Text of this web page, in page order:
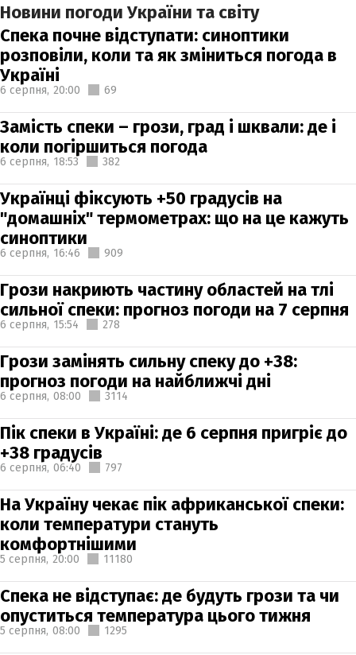
Новини погоди України та світу
Спека почне відступати: синоптики
розповіли, коли та як зміниться погода в
Україні
6 серпня, 20:00 69
Замість спеки – грози, град і шквали: де і
коли погіршиться погода
6 серпня, 18:53 382
Українці фіксують +50 градусів на
"домашніх" термометрах: що на це кажуть
синоптики
6 серпня, 16:46 909
Грози накриють частину областей на тлі
сильної спеки: прогноз погоди на 7 серпня
6 серпня, 15:54 278
Грози замінять сильну спеку до +38:
прогноз погоди на найближчі дні
6 серпня, 08:00 3114
Пік спеки в Україні: де 6 серпня пригріє до
+38 градусів
6 серпня, 06:40 797
На Україну чекає пік африканської спеки:
коли температури стануть
комфортнішими
5 серпня, 20:00 11180
Спека не відступає: де будуть грози та чи
опуститься температура цього тижня
5 серпня, 08:00 1295